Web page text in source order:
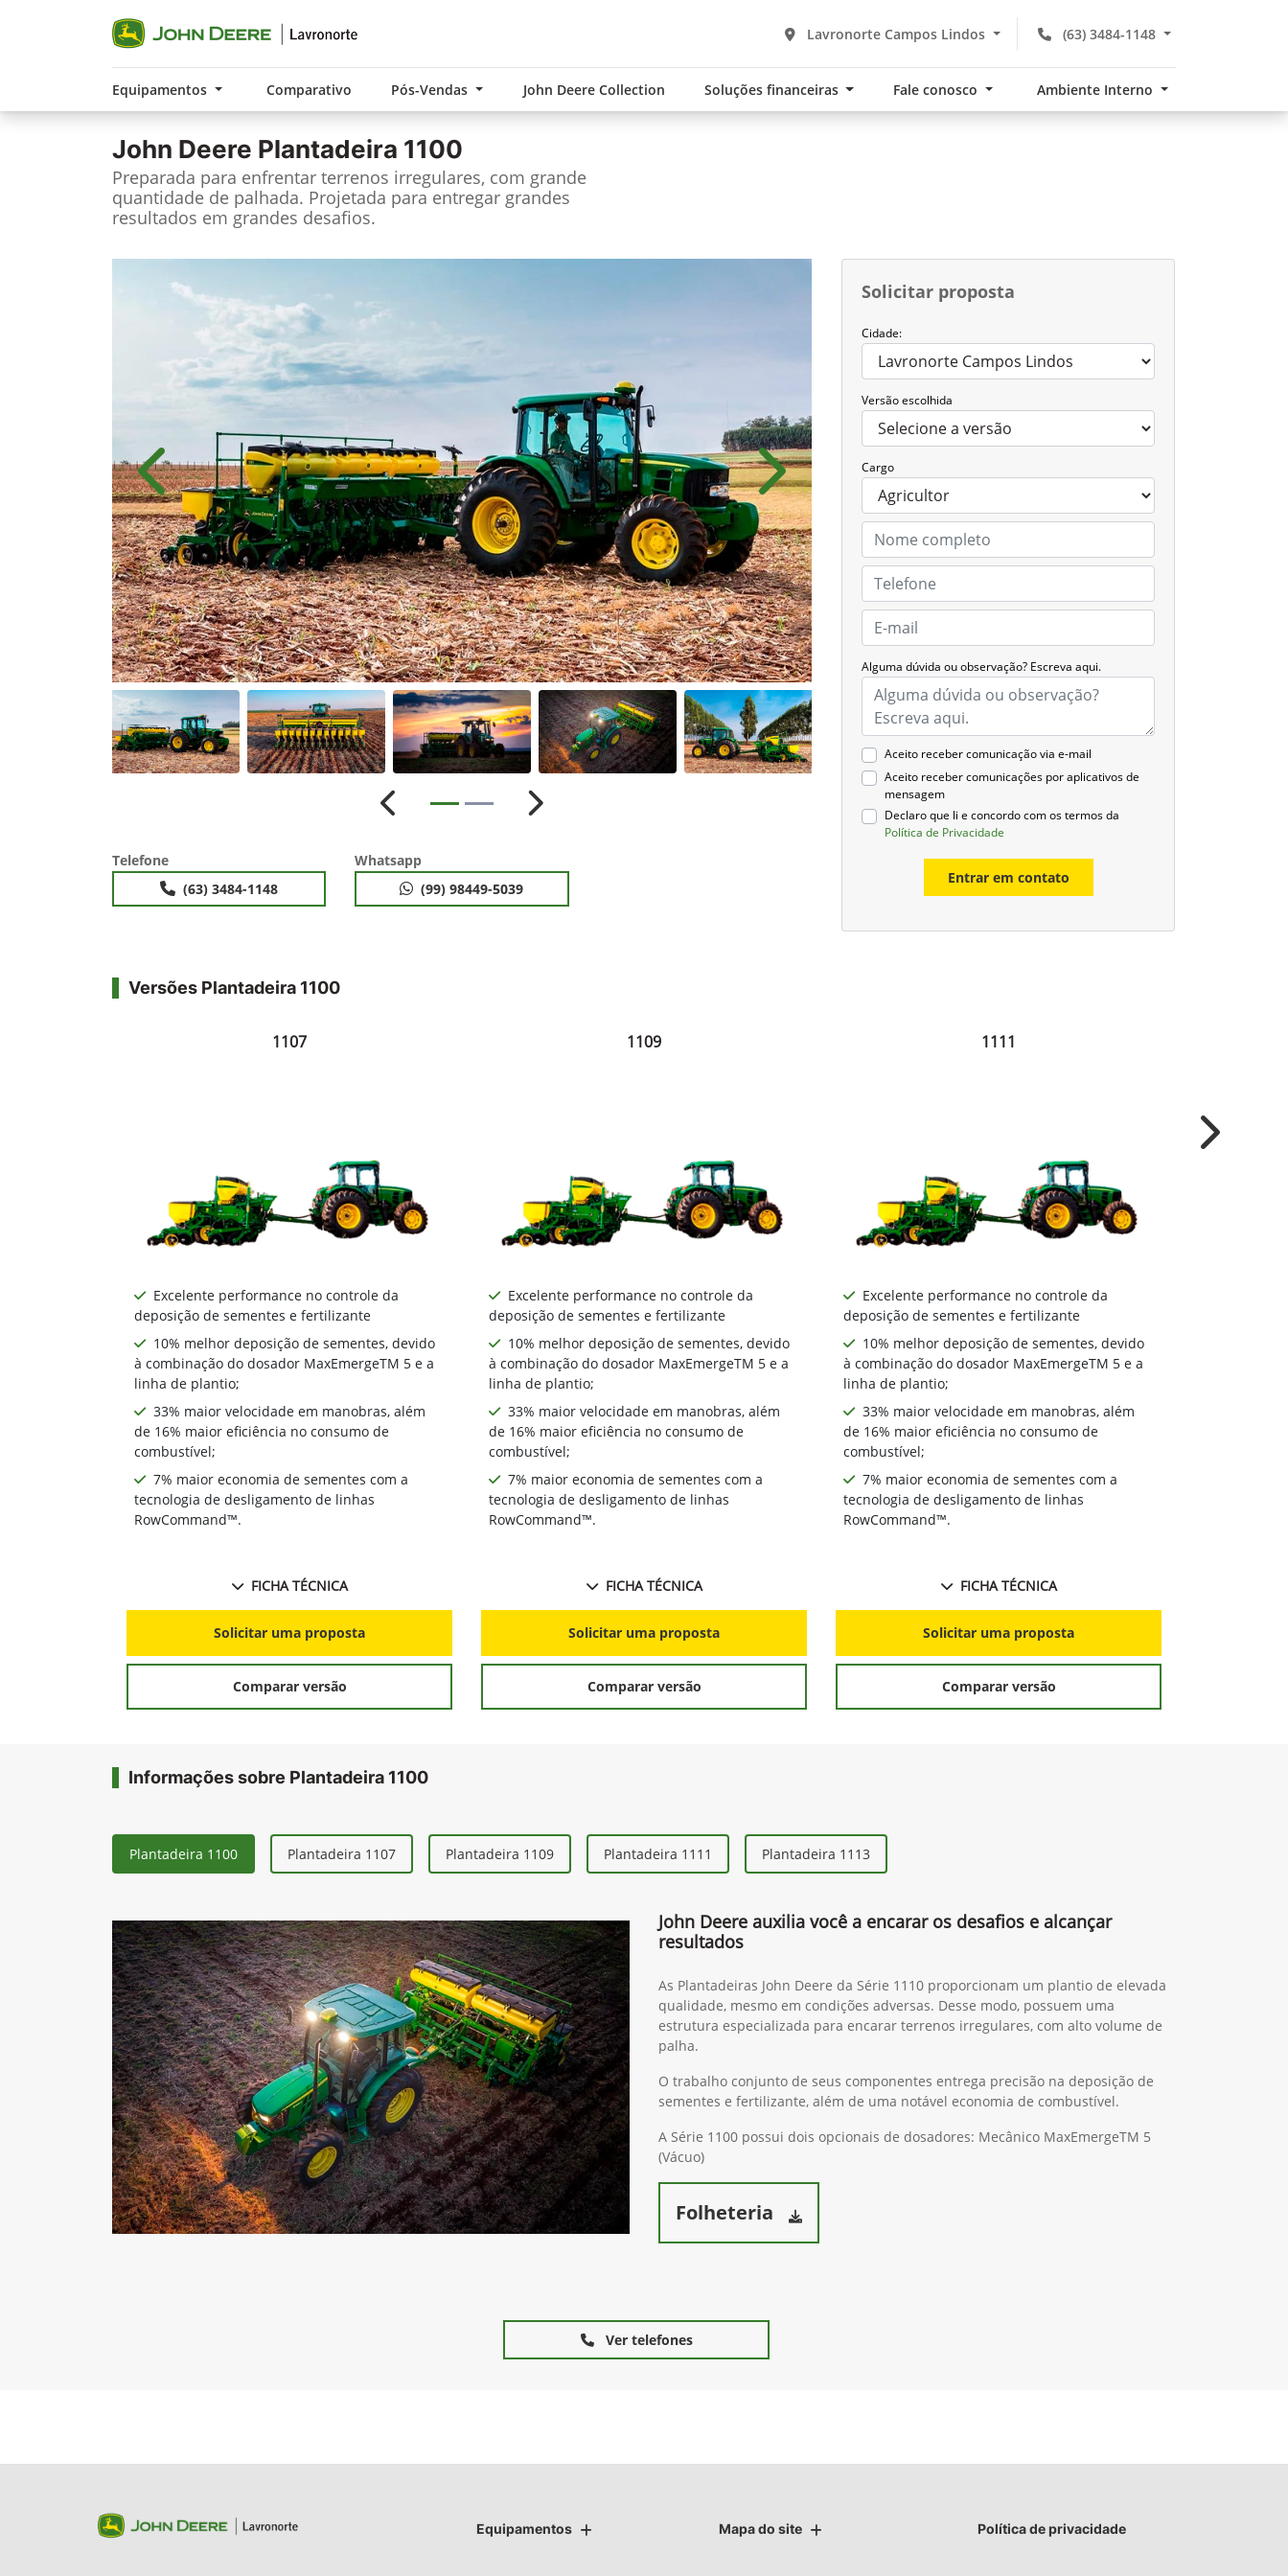
(63) 3484-1148
Lavronorte Campos Lindos
Equipamentos Comparativo Pós-Vendas John Deere Collection Soluções financeiras Fale conosco Ambiente Interno
John Deere Plantadeira 1100
Preparada para enfrentar terrenos irregulares, com grande
quantidade de palhada. Projetada para entregar grandes
resultados em grandes desafios.
Solicitar proposta
Cidade:
Versão escolhida
Cargo
Alguma dúvida ou observação? Escreva aqui.
Aceito receber comunicação via e-mail
Aceito receber comunicações por aplicativos de
mensagem
Declaro que li e concordo com os termos da
Política de Privacidade
Entrar em contato
Anterior Próximo
Anterior Próximo
Telefone
(63) 3484-1148
Whatsapp
(99) 98449-5039
Versões Plantadeira 1100
1107
Excelente performance no controle da
deposição de sementes e fertilizante
10% melhor deposição de sementes, devido
à combinação do dosador MaxEmergeTM 5 e a
linha de plantio;
33% maior velocidade em manobras, além
de 16% maior eficiência no consumo de
combustível;
7% maior economia de sementes com a
tecnologia de desligamento de linhas
RowCommand™.
FICHA TÉCNICA
Solicitar uma proposta
Comparar versão
1109
Excelente performance no controle da
deposição de sementes e fertilizante
10% melhor deposição de sementes, devido
à combinação do dosador MaxEmergeTM 5 e a
linha de plantio;
33% maior velocidade em manobras, além
de 16% maior eficiência no consumo de
combustível;
7% maior economia de sementes com a
tecnologia de desligamento de linhas
RowCommand™.
FICHA TÉCNICA
Solicitar uma proposta
Comparar versão
1111
Excelente performance no controle da
deposição de sementes e fertilizante
10% melhor deposição de sementes, devido
à combinação do dosador MaxEmergeTM 5 e a
linha de plantio;
33% maior velocidade em manobras, além
de 16% maior eficiência no consumo de
combustível;
7% maior economia de sementes com a
tecnologia de desligamento de linhas
RowCommand™.
FICHA TÉCNICA
Solicitar uma proposta
Comparar versão
Next
Informações sobre Plantadeira 1100
Plantadeira 1100 Plantadeira 1107 Plantadeira 1109 Plantadeira 1111 Plantadeira 1113
John Deere auxilia você a encarar os desafios e alcançar
resultados
As Plantadeiras John Deere da Série 1110 proporcionam um plantio de elevada
qualidade, mesmo em condições adversas. Desse modo, possuem uma
estrutura especializada para encarar terrenos irregulares, com alto volume de
palha.
O trabalho conjunto de seus componentes entrega precisão na deposição de
sementes e fertilizante, além de uma notável economia de combustível.
A Série 1100 possui dois opcionais de dosadores: Mecânico MaxEmergeTM 5
(Vácuo)
Folheteria
Ver telefones
Equipamentos Mapa do site Política de privacidade